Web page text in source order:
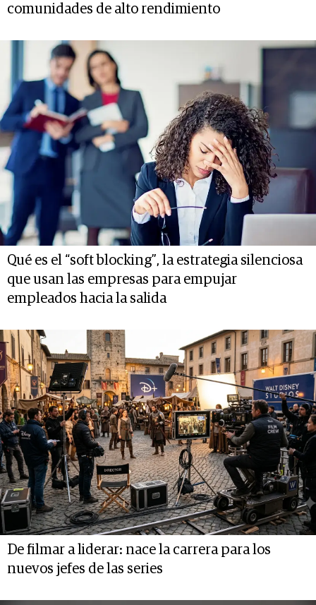
comunidades de alto rendimiento
Qué es el “soft blocking”, la estrategia silenciosa
que usan las empresas para empujar
empleados hacia la salida
De filmar a liderar: nace la carrera para los
nuevos jefes de las series